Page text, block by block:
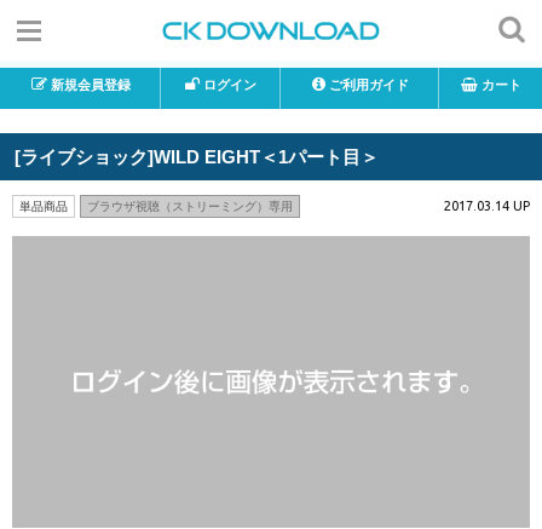
新規会員登録 ログイン ご利用ガイド カート
[ライブショック]WILD EIGHT＜1パート目＞
単品商品 ブラウザ視聴（ストリーミング）専用 2017.03.14 UP